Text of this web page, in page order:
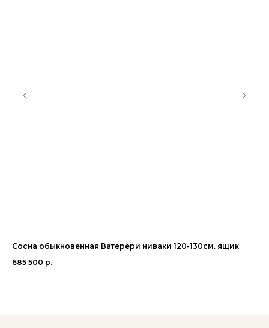
Сосна обыкновенная Ватерери ниваки 120-130см. ящик
685 500 р.